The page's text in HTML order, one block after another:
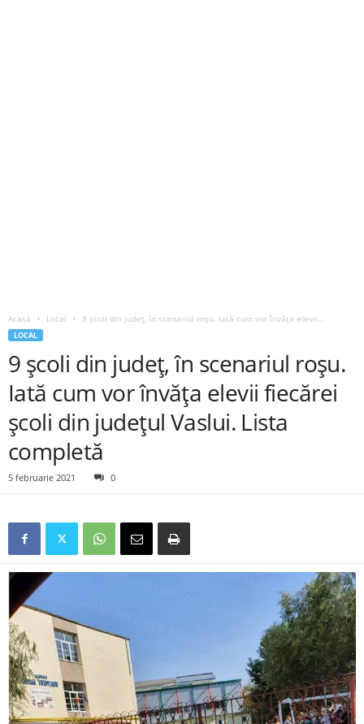
Acasă Local 9 școli din județ, în scenariul roșu. Iată cum vor învăța elevii...
LOCAL
9 școli din județ, în scenariul roșu.
Iată cum vor învăța elevii fiecărei
școli din județul Vaslui. Lista
completă
5 februarie 2021 0